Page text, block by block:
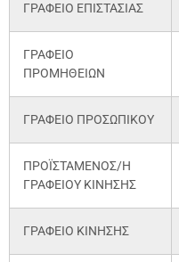
ΓΡΑΦΕΙΟ ΕΠΙΣΤΑΣΙΑΣ
ΓΡΑΦΕΙΟ
ΠΡΟΜΗΘΕΙΩΝ
ΓΡΑΦΕΙΟ ΠΡΟΣΩΠΙΚΟΥ
ΠΡΟΪΣΤΑΜΕΝΟΣ/Η
ΓΡΑΦΕΙΟΥ ΚΙΝΗΣΗΣ
ΓΡΑΦΕΙΟ ΚΙΝΗΣΗΣ